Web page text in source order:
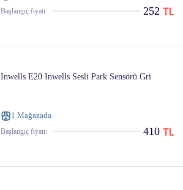
Başlangıç ​​fiyatı: 252
Inwells E20 Inwells Sesli Park Sensörü Gri
1 Mağazada
Başlangıç ​​fiyatı: 410